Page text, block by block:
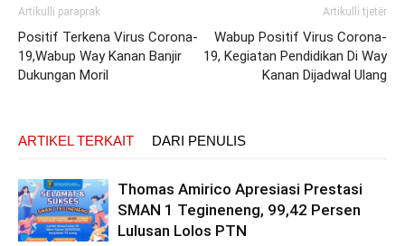
Artikulli paraprak
Positif Terkena Virus Corona-
19,Wabup Way Kanan Banjir
Dukungan Moril
Artikulli tjetër
Wabup Positif Virus Corona-
19, Kegiatan Pendidikan Di Way
Kanan Dijadwal Ulang
ARTIKEL TERKAIT DARI PENULIS
Thomas Amirico Apresiasi Prestasi
SMAN 1 Tegineneng, 99,42 Persen
Lulusan Lolos PTN